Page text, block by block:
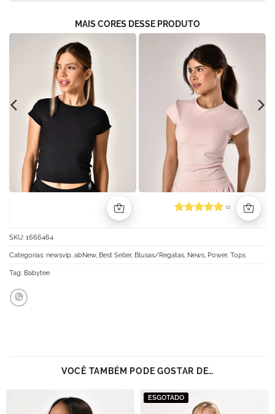
MAIS CORES DESSE PRODUTO
de 5
(1)
SKU: 1666464
Categorias: newsvip, abNew, Best Seller, Blusas/Regatas, News, Power, Tops
Tag: Babytee
VOCÊ TAMBÉM PODE GOSTAR DE…
ESGOTADO